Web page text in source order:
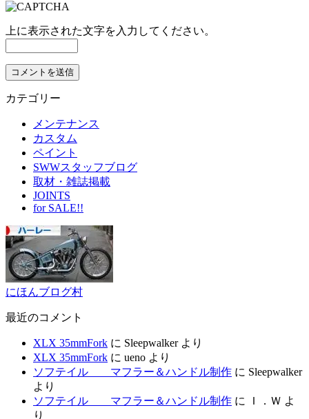
上に表示された文字を入力してください。
カテゴリー
メンテナンス
カスタム
ペイント
SWWスタッフブログ
取材・雑誌掲載
JOINTS
for SALE!!
にほんブログ村
最近のコメント
XLX 35mmFork に Sleepwalkerより
XLX 35mmFork に ueno より
ソフテイル マフラー＆ハンドル制作 に Sleepwalker
より
ソフテイル マフラー＆ハンドル制作 に Ｉ．Ｗ よ
り